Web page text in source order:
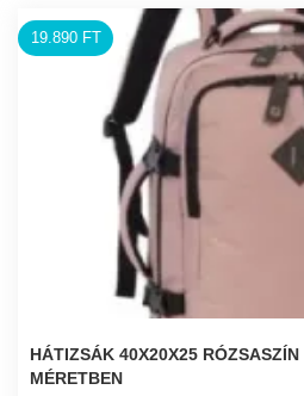
19.890 FT
HÁTIZSÁK 40X20X25
MÉRETBEN